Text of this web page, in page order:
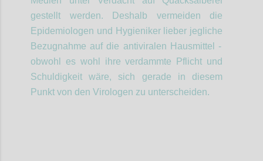
gestellt werden. Deshalb vermeiden die
Epidemiologen und Hygieniker lieber jegliche
Bezugnahme auf die antiviralen Hausmittel -
obwohl es wohl
ihre verdammte Pflicht und
Schuldigkeit wäre, sich gerade in diesem
Punkt von den Virologen zu unterscheiden.